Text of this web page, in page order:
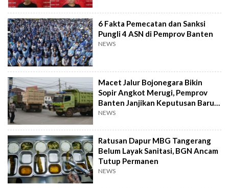
6 Fakta Pemecatan dan Sanksi
Pungli 4 ASN di Pemprov Banten
NEWS
Macet Jalur Bojonegara Bikin
Sopir Angkot Merugi, Pemprov
Banten Janjikan Keputusan Baru 4
Hari Lagi
NEWS
Ratusan Dapur MBG Tangerang
Belum Layak Sanitasi, BGN Ancam
Tutup Permanen
NEWS